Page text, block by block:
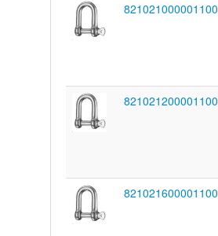
821021000001100
821021200001100
821021600001100